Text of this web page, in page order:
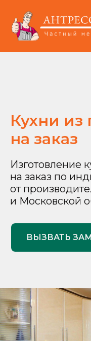
Кухни из
на заказ
Изготовление
на заказ по
от
и Московской
ВЫЗВАТЬ